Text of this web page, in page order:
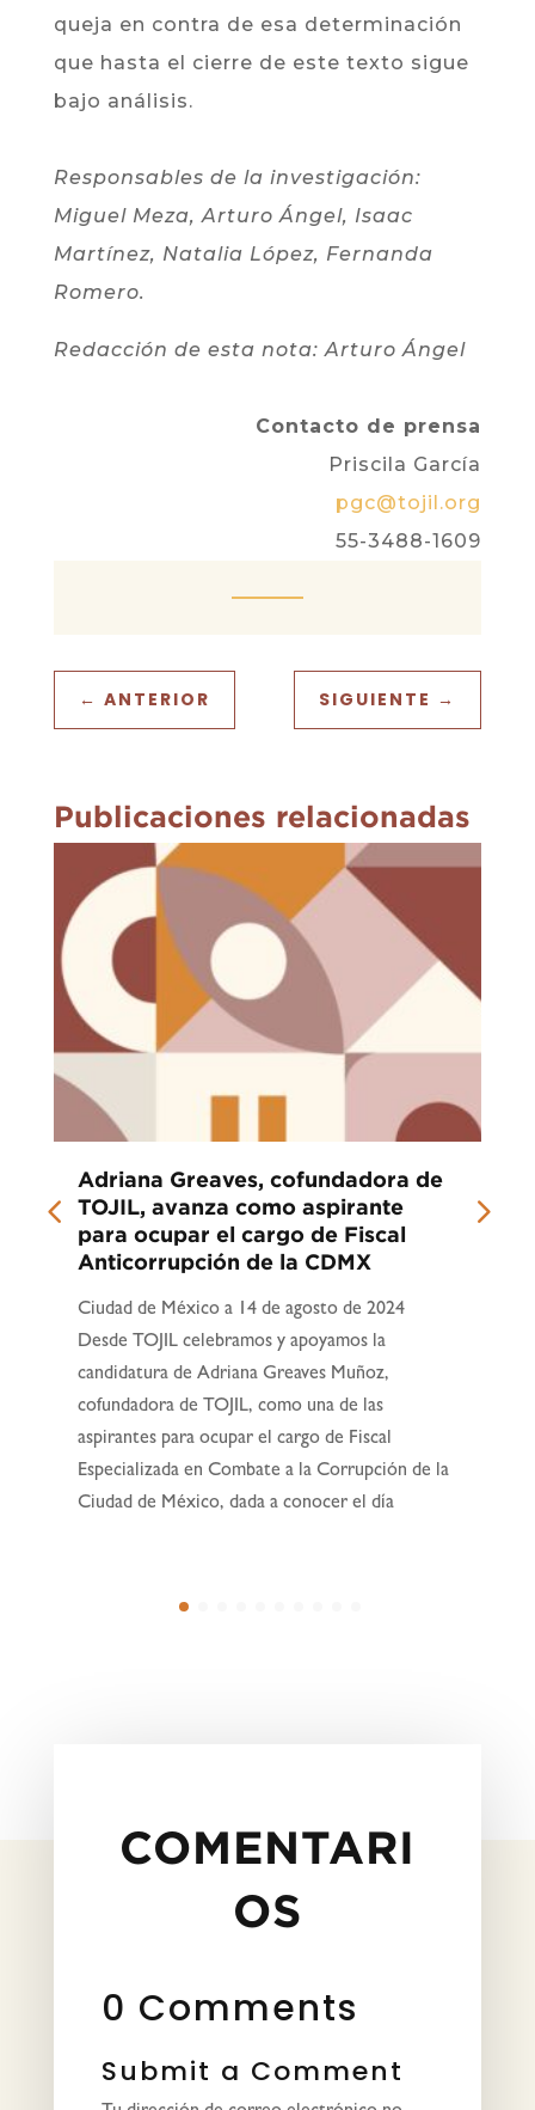
queja en contra de esa determinación
que hasta el cierre de este texto sigue
bajo análisis.
Responsables de la investigación:
Miguel Meza, Arturo Ángel, Isaac
Martínez, Natalia López, Fernanda
Romero.
Redacción de esta nota: Arturo Ángel
Contacto de prensa
Priscila García
pgc@tojil.org
55-3488-1609
← ANTERIOR SIGUIENTE →
Publicaciones relacionadas
Adriana Greaves, cofundadora de
TOJIL, avanza como aspirante
para ocupar el cargo de Fiscal
Anticorrupción de la CDMX
Ciudad de México a 14 de agosto de 2024
Desde TOJIL celebramos y apoyamos la
candidatura de Adriana Greaves Muñoz,
cofundadora de TOJIL, como una de las
aspirantes para ocupar el cargo de Fiscal
Especializada en Combate a la Corrupción de la
Ciudad de México, dada a conocer el día
COMENTARI
OS
0 Comments
Submit a Comment